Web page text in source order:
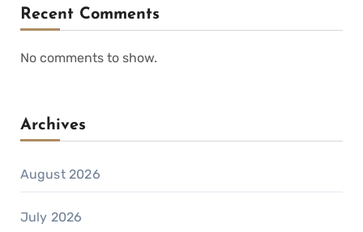
Recent Comments
No comments to show.
Archives
August 2026
July 2026